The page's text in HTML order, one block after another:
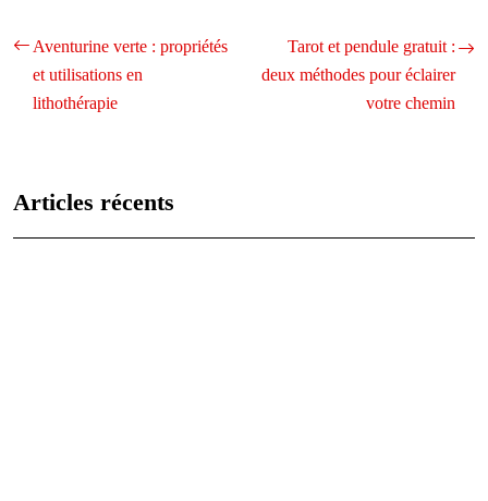
Aventurine verte : propriétés
et utilisations en
lithothérapie
Tarot et pendule gratuit :
deux méthodes pour éclairer
votre chemin
Articles récents